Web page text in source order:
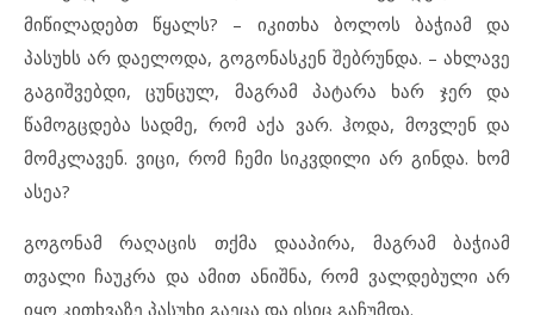
მიწილადებთ წყალს? – იკითხა ბოლოს ბაჭიამ და
პასუხს არ დაელოდა, გოგონასკენ შებრუნდა. – ახლავე
გაგიშვებდი, ცუნცულ, მაგრამ პატარა ხარ ჯერ და
წამოგცდება სადმე, რომ აქა ვარ. ჰოდა, მოვლენ და
მომკლავენ. ვიცი, რომ ჩემი სიკვდილი არ გინდა. ხომ
ასეა?
გოგონამ რაღაცის თქმა დააპირა, მაგრამ ბაჭიამ
თვალი ჩაუკრა და ამით ანიშნა, რომ ვალდებული არ
იყო კითხვაზე პასუხი გაეცა და ისიც გაჩუმდა.